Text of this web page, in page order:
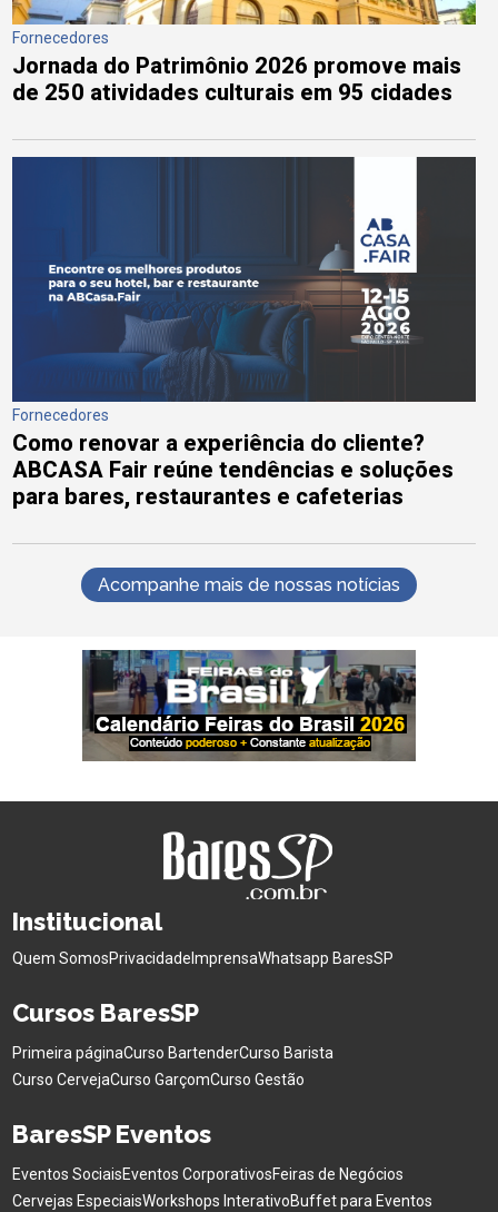
Fornecedores
Jornada do Patrimônio 2026 promove mais
de 250 atividades culturais em 95 cidades
Fornecedores
Como renovar a experiência do cliente?
ABCASA Fair reúne tendências e soluções
para bares, restaurantes e cafeterias
Acompanhe mais de nossas notícias
Institucional
Quem SomosPrivacidade ImprensaWhatsapp BaresSP
Cursos BaresSP
Primeira páginaCurso BartenderCurso Barista
Curso CervejaCurso GarçomCurso Gestão
BaresSP Eventos
Eventos SociaisEventos CorporativosFeiras de Negócios
Cervejas EspeciaisWorkshops InterativoBuffet para Eventos